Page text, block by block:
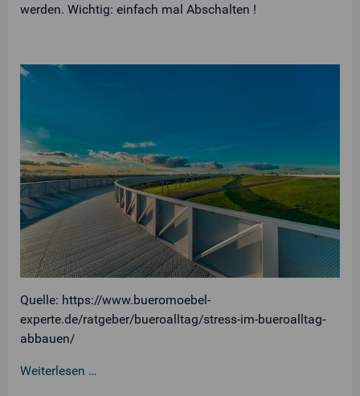
werden. Wichtig: einfach mal Abschalten !
Quelle: https://www.bueromoebel-
experte.de/ratgeber/bueroalltag/stress-im-bueroalltag-
abbauen/
Weiterlesen …